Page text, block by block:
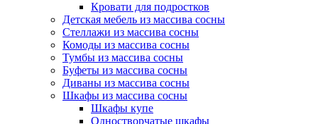
Кровати для подростков
Детская мебель из массива сосны
Стеллажи из массива сосны
Комоды из массива сосны
Тумбы из массива сосны
Буфеты из массива сосны
Диваны из массива сосны
Шкафы из массива сосны
Шкафы купе
Одностворчатые шкафы